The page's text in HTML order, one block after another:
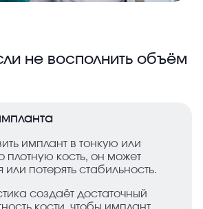
не восполнить объём
имплант в тонкую или
плотную кость, он может
или потерять стабильность.
создаёт достаточный